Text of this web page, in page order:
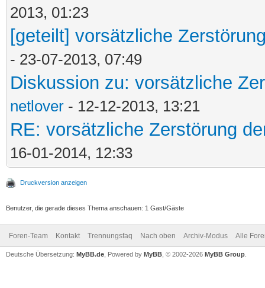
2013, 01:23
[geteilt] vorsätzliche
- 23-07-2013, 07:49
Diskussion zu: vorsätzliche
netlover - 12-12-2013, 13:21
RE: vorsätzliche Zerstörung
16-01-2014, 12:33
Druckversion anzeigen
Benutzer, die gerade dieses Thema anschauen: 1 Gast/Gäste
Foren-Team Kontakt Trennungsfaq Nach oben Archiv-Modus Alle
Deutsche Übersetzung: MyBB.de , Powered by MyBB , © 2002-2026 MyBB Group